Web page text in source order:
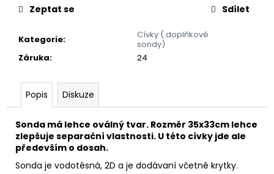
Kategorie:
Cívky ( doplňkové
sondy)
Záruka: 24
Zeptat se Sdílet
Popis Diskuze
Sonda má lehce oválný tvar. Rozměr 35x33cm lehce
zlepšuje separační vlastnosti. U této cívky jde ale
především o dosah.
Sonda je vodotěsná, 2D a je dodávaní včetně krytky.
č
u
e
DETEKTOR
KOVŮ
MINELAB